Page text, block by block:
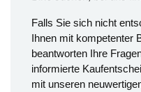
Falls Sie sich nicht
Ihnen mit kompetenter
beantworten Ihre
informierte
mit unseren